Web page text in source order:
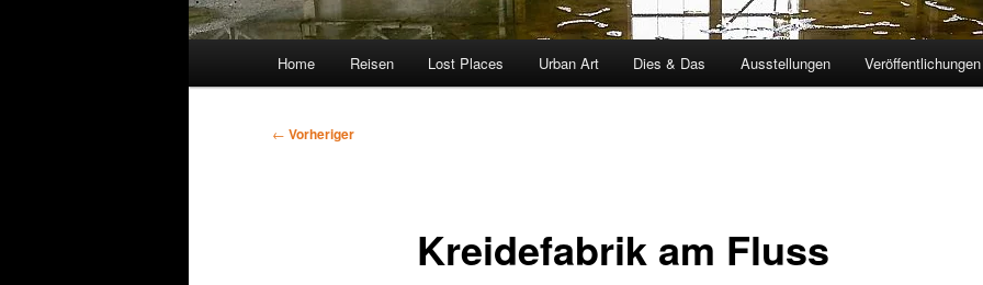
Home Reisen Lost Places Urban Art Dies & Das Ausstellungen Veröffentlichungen
Beitragsnavigation
← Vorheriger
Kreidefabrik am Fluss